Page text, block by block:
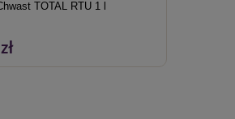
TOTAL RTU 1 l